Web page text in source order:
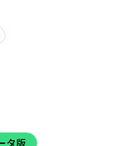
タ版